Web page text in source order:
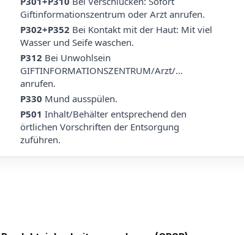
Giftinformationszentrum oder Arzt anrufen.
P302+P352 Bei Kontakt mit der Haut: Mit viel
Wasser und Seife waschen.
P312 Bei Unwohlsein
GIFTINFORMATIONSZENTRUM/Arzt/…
anrufen.
P330 Mund ausspülen.
P501 Inhalt/Behälter entsprechend den
örtlichen Vorschriften der Entsorgung
zuführen.